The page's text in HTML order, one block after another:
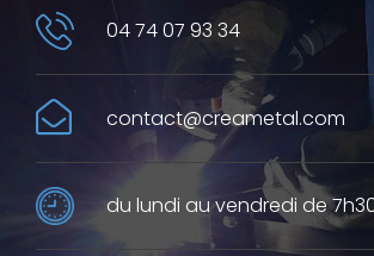
04 74 07 93 34
contact@creametal.com
du lundi au vendredi de